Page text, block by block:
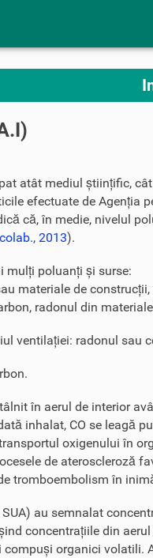
atât mediul științific,
efectuate de Agenția
că, în medie, nivelul
2013).
mulți poluanți și surse:
materiale de
radonul din
ventilației: radonul sau
în aerul de interior
inhalat, CO se leagă
oxigenului în
de ateroscleroză
tromboembolism în
au semnalat
concentrațiile din
organici volatili.